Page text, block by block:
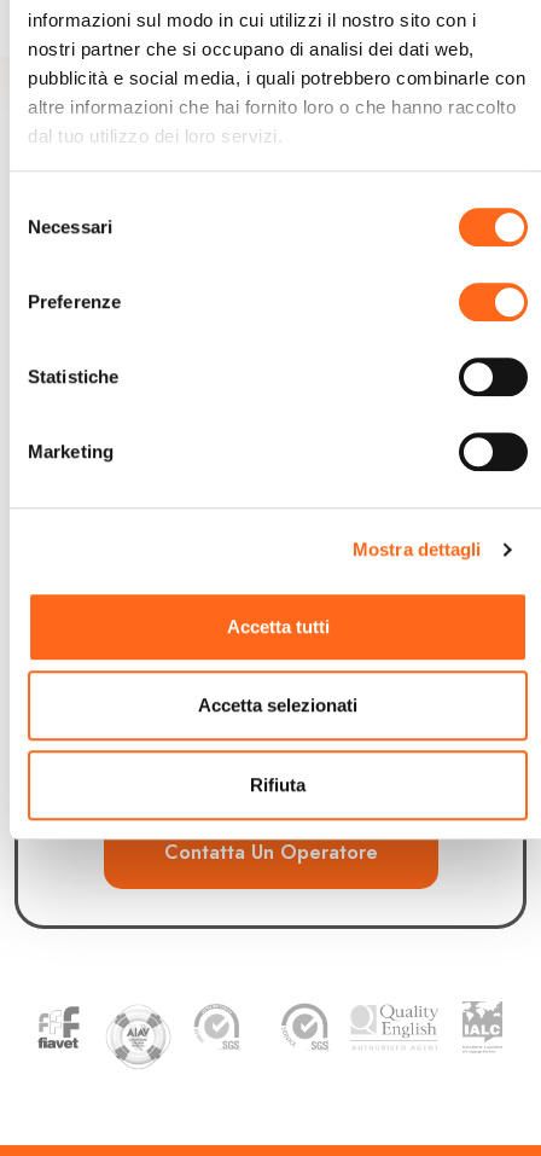
informazioni sul modo in cui utilizzi il nostro sito con i
nostri partner che si occupano di analisi dei dati web,
pubblicità e social media, i quali potrebbero combinarle con
altre informazioni che hai fornito loro o che hanno raccolto
dal tuo utilizzo dei loro servizi.
delNecessari
Preferenze
Statistiche
Marketing
Mostra dettagli
Accetta tutti
Accetta selezionati
Rifiuta
Richiedi una consulenza
Contatta Un Operatore